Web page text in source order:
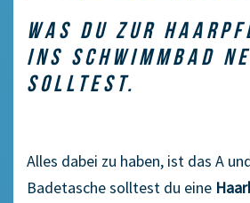
WAS DU ZUR
INS SCHWIMMBAD
SOLLTEST.
Alles dabei zu haben, ist das A
Badetasche solltest du eine